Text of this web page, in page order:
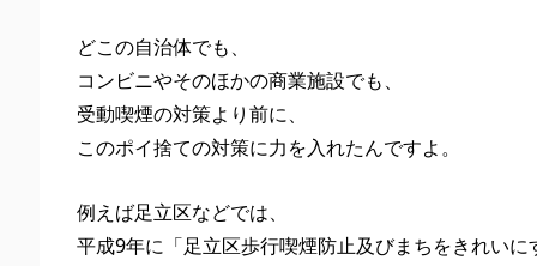
どこの自治体でも、
コンビニやそのほかの商業施設でも、
受動喫煙の対策より前に、
このポイ捨ての対策に力を入れたんですよ。
例えば足立区などでは、
平成9年に「足立区歩行喫煙防止及びまちをきれいに